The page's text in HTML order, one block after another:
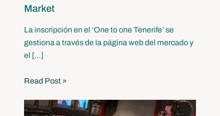
Market
La inscripción en el ‘One to one Tenerife’ se
gestiona a través de la página web del mercado y
el […]
Read Post »